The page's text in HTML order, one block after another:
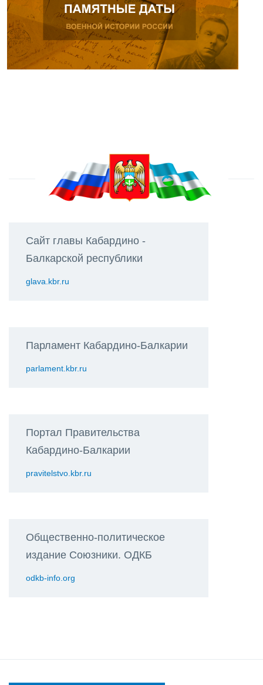
Сайт главы Кабардино -
Балкарской республики
glava.kbr.ru
Парламент Кабардино-Балкарии
parlament.kbr.ru
Портал Правительства
Кабардино-Балкарии
pravitelstvo.kbr.ru
Общественно-политическое
издание Союзники. ОДКБ
odkb-info.org